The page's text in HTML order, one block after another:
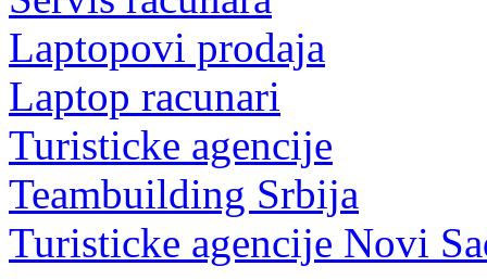
Laptopovi prodaja
Laptop racunari
Turisticke agencije
Teambuilding Srbija
Turisticke agencije Novi